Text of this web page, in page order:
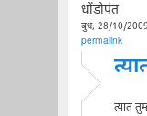
धोंडोपंत
बुध, 28/10/
permalink
त्यात